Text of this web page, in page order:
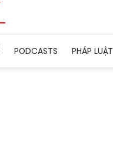
PODCASTS PHÁP LUẬT